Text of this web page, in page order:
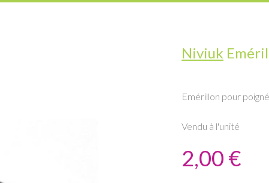
Niviuk
Emérillon pour
Vendu à l'unité
2,00 €